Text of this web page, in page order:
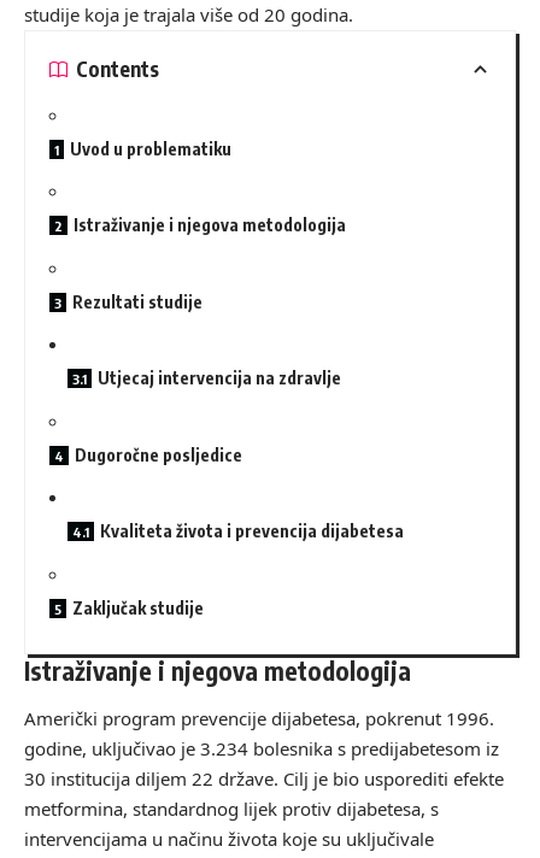
studije koja je trajala više od 20 godina.
Contents
Uvod u problematiku
Istraživanje i njegova metodologija
Rezultati studije
Utjecaj intervencija na zdravlje
Dugoročne posljedice
Kvaliteta života i prevencija dijabetesa
Zaključak studije
Istraživanje i njegova metodologija
Američki program prevencije dijabetesa, pokrenut 1996.
godine, uključivao je 3.234 bolesnika s predijabetesom iz
30 institucija diljem 22 države. Cilj je bio usporediti efekte
metformina, standardnog lijek protiv dijabetesa, s
intervencijama u načinu života koje su uključivale